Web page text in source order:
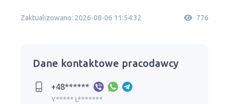
Zaktualizowano: 2026-08-06 11:54:32 776
Dane kontaktowe pracodawcy
+48******
Y***** L*******